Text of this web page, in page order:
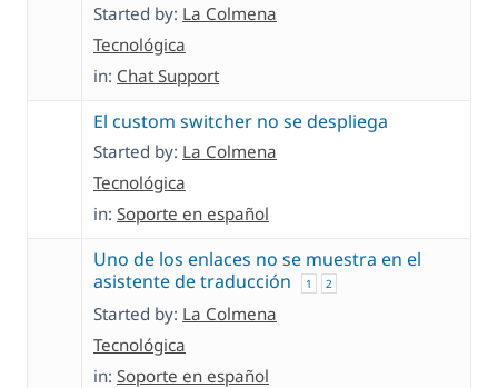
Started by: La Colmena
Tecnológica
in: Chat Support
El custom switcher no se despliega
Started by: La Colmena
Tecnológica
in: Soporte en español
Uno de los enlaces no se muestra en el
asistente de traducción
1 2
Started by: La Colmena
Tecnológica
in: Soporte en español